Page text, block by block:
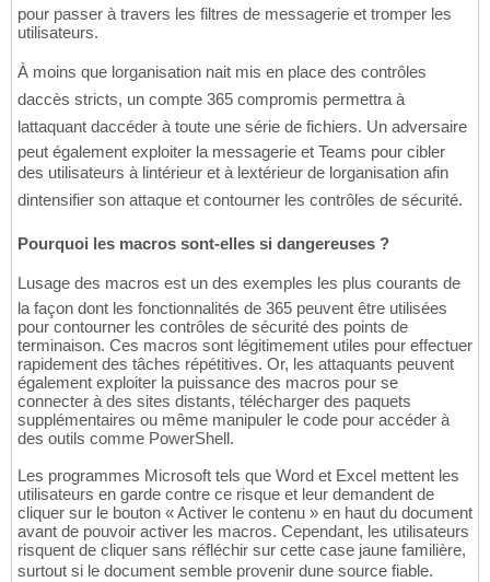
pour passer à travers les filtres de messagerie et tromper les
utilisateurs.
À moins que lorganisation nait mis en place des contrôles
daccès stricts, un compte 365 compromis permettra à
lattaquant daccéder à toute une série de fichiers. Un adversaire
peut également exploiter la messagerie et Teams pour cibler
des utilisateurs à lintérieur et à lextérieur de lorganisation afin
dintensifier son attaque et contourner les contrôles de sécurité.
Pourquoi les macros sont-elles si dangereuses ?
Lusage des macros est un des exemples les plus courants de
la façon dont les fonctionnalités de 365 peuvent être utilisées
pour contourner les contrôles de sécurité des points de
terminaison. Ces macros sont légitimement utiles pour effectuer
rapidement des tâches répétitives. Or, les attaquants peuvent
également exploiter la puissance des macros pour se
connecter à des sites distants, télécharger des paquets
supplémentaires ou même manipuler le code pour accéder à
des outils comme PowerShell.
Les programmes Microsoft tels que Word et Excel mettent les
utilisateurs en garde contre ce risque et leur demandent de
cliquer sur le bouton « Activer le contenu » en haut du document
avant de pouvoir activer les macros. Cependant, les utilisateurs
risquent de cliquer sans réfléchir sur cette case jaune familière,
surtout si le document semble provenir dune source fiable.